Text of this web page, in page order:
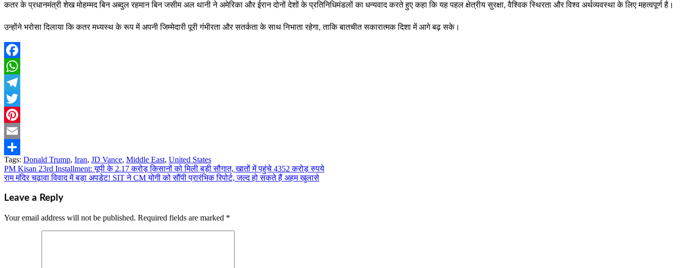
कतर के प्रधानमंत्री शेख मोहम्मद बिन अब्दुल रहमान बिन जसीम अल थानी ने अमेरिका और ईरान दोनों देशों के प्रतिनिधिमंडलों का धन्यवाद करते हुए कहा कि यह पहल क्षेत्रीय सुरक्षा, वैश्विक स्थिरता और विश्व अर्थव्यवस्था के लिए महत्वपूर्ण है।
उन्होंने भरोसा दिलाया कि कतर मध्यस्थ के रूप में अपनी जिम्मेदारी पूरी गंभीरता और सतर्कता के साथ निभाता रहेगा, ताकि बातचीत सकारात्मक दिशा में आगे बढ़ सके।
Facebook
WhatsApp
Telegram
Twitter
Pinterest
Email
Share
Tags: Donald Trump, Iran, JD Vance, Middle East, United States
Post
navigation
PM Kisan 23rd Installment: यूपी के 2.17 करोड़ किसानों को मिली बड़ी सौगात, खातों में पहुंचे 4352 करोड़ रुपये
राम मंदिर चढ़ावा विवाद में बड़ा अपडेट! SIT ने CM योगी को सौंपी प्रारंभिक रिपोर्ट, जल्द हो सकते हैं अहम खुलासे
Leave a Reply
Your email address will not be published. Required fields are marked *